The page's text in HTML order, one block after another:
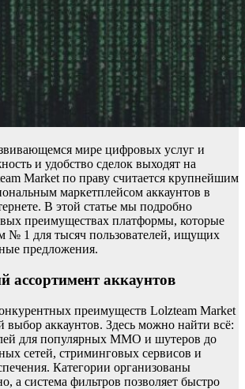
мире цифровых услуг и
и удобство сделок выходят на
Market по праву считается крупнейшим
маркетплейсом аккаунтов в
В этой статье мы подробно
преимуществах платформы, которые
№ 1 для тысяч пользователей, ищущих
предложения.
аккаунтов
преимуществ Lolzteam Market
аккаунтов. Здесь можно найти всё:
для популярных ММО и шутеров до
сетей, стриминговых сервисов и
Категории организованы
а система фильтров позволяет быстро